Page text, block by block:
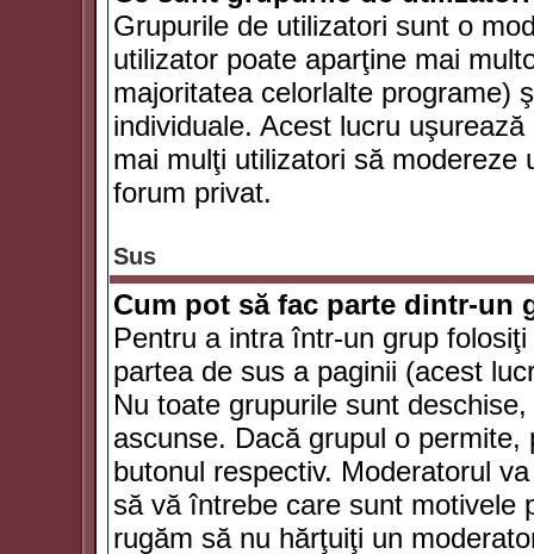
Grupurile de utilizatori sunt o
utilizator poate aparţine mai
majoritatea celorlalte programe)
individuale. Acest lucru
mai mulţi utilizatori să
forum privat.
Sus
Cum pot să fac parte dintr-un
Pentru a intra într-un grup
partea de sus a paginii (acest
Nu toate grupurile sunt
ascunse. Dacă grupul o
butonul respectiv. Moderatorul
să vă întrebe care sunt motivele
rugăm să nu hărţuiţi un